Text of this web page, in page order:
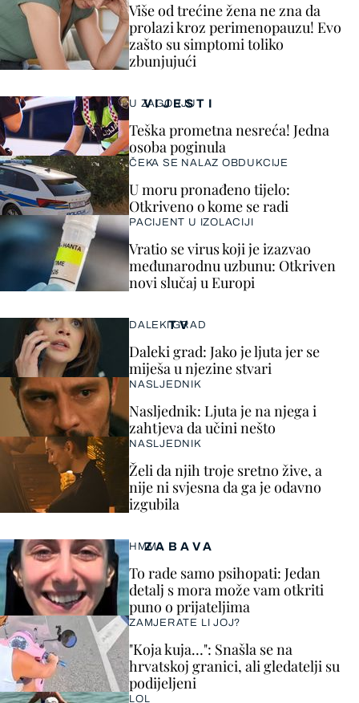
VIJESTI
U ZAGORJU
Teška prometna nesreća! Jedna
osoba poginula
ČEKA SE NALAZ OBDUKCIJE
U moru pronađeno tijelo:
Otkriveno o kome se radi
PACIJENT U IZOLACIJI
Vratio se virus koji je izazvao
međunarodnu uzbunu: Otkriven
novi slučaj u Europi
Više od trećine žena ne zna da
prolazi kroz perimenopauzu! Evo
zašto su simptomi toliko
zbunjujući
ZABAVA
HMM…
To rade samo psihopati: Jedan
detalj s mora može vam otkriti
puno o prijateljima
ZAMJERATE LI JOJ?
"Koja kuja…": Snašla se na
hrvatskoj granici, ali gledatelji su
podijeljeni
LOL
TV
DALEKI GRAD
Daleki grad: Jako je ljuta jer se
miješa u njezine stvari
NASLJEDNIK
Nasljednik: Ljuta je na njega i
zahtjeva da učini nešto
NASLJEDNIK
Želi da njih troje sretno žive, a
nije ni svjesna da ga je odavno
izgubila